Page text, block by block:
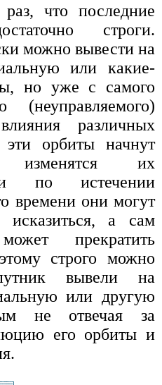
что последние
строги.
можно вывести на
или какие-
но уже с самого
(неуправляемого)
различных
орбиты начнут
изменятся их
и по истечении
времени они могут
исказиться, а сам
прекратить
строго можно
вывели на
или другую
не отвечая за
его орбиты и